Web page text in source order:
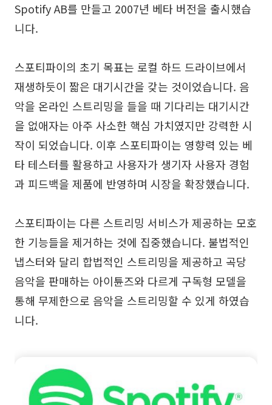
Spotify AB를 만들고 2007년 베타 버전을 출시했습
니다.
스포티파이의 초기 목표는 로컬 하드 드라이브에서
재생하듯이 짧은 대기시간을 갖는 것이었습니다. 음
악을 온라인 스트리밍을 들을 때 기다리는 대기시간
을 없애자는 아주 사소한 핵심 가치였지만 강력한 시
작이 되었습니다. 이후 스포티파이는 영향력 있는 베
타 테스터를 활용하고 사용자가 생기자 사용자 경험
과 피드백을 제품에 반영하며 시장을 확장했습니다.
스포티파이는 다른 스트리밍 서비스가 제공하는 모호
한 기능들을 제거하는 것에 집중했습니다. 불법적인
냅스터와 달리 합법적인 스트리밍을 제공하고 곡당
음악을 판매하는 아이튠즈와 다르게 구독형 모델을
통해 무제한으로 음악을 스트리밍할 수 있게 하였습
니다.